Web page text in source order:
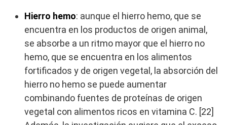
Hierro hemo: aunque el hierro hemo, que se
encuentra en los productos de origen animal,
se absorbe a un ritmo mayor que el hierro no
hemo, que se encuentra en los alimentos
fortificados y de origen vegetal, la absorción del
hierro no hemo se puede aumentar
combinando fuentes de proteínas de origen
vegetal con alimentos ricos en vitamina C. [22]